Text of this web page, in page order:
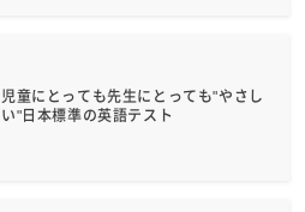
児童にとっても先生にとっても"やさし
い"日本標準の英語テスト